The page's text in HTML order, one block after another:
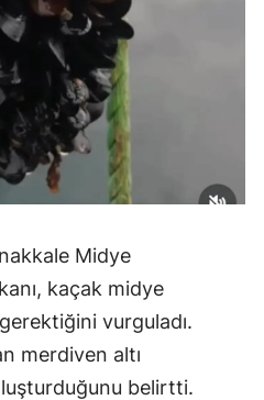
Midye
kaçak midye
vurguladı.
merdiven altı
belirtti.